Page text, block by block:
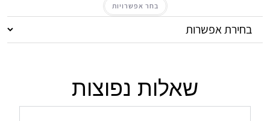
בחר אפשרויות
שאלות נפוצות